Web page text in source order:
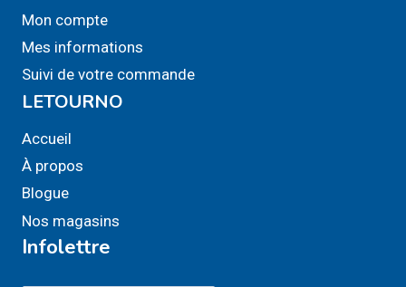
Mon compte
Mes informations
Suivi de votre commande
LETOURNO
Accueil
À propos
Blogue
Nos magasins
Infolettre